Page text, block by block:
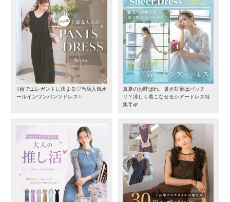
1枚でエレガントに決まる♡当店人気オ
ールインワンパンツドレス✨
真夏のお呼ばれ、暑さ対策はバッチ
リ？涼しく着こなせるシアードレス特
集🎐🌿